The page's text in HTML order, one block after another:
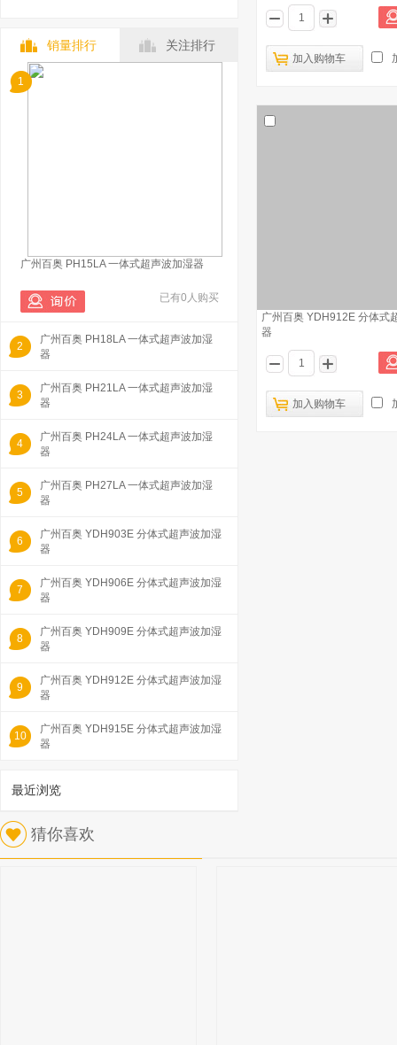
销量排行 关注排行
1
广州百奥 PH15LA 一体式超声波加湿器
已有0人购买
2
广州百奥 PH18LA 一体式超声波加湿
器
3
广州百奥 PH21LA 一体式超声波加湿
器
4
广州百奥 PH24LA 一体式超声波加湿
器
5
广州百奥 PH27LA 一体式超声波加湿
器
6
广州百奥 YDH903E 分体式超声波加湿
器
7
广州百奥 YDH906E 分体式超声波加湿
器
8
广州百奥 YDH909E 分体式超声波加湿
器
9
广州百奥 YDH912E 分体式超声波加湿
器
10
广州百奥 YDH915E 分体式超声波加湿
器
最近浏览
加入购物车
广州百奥 YDH912E 分体式
器
加入购物车
猜你喜欢